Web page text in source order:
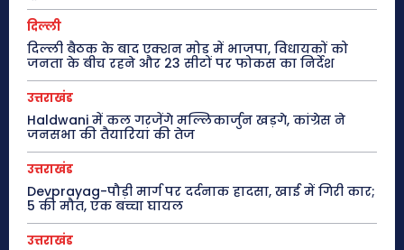
दिल्ली
दिल्ली बैठक के बाद एक्शन मोड में भाजपा, विधायकों को
जनता के बीच रहने और 23 सीटों पर फोकस का निर्देश
उत्तराखंड
Haldwani में कल गरजेंगे मल्लिकार्जुन खड़गे, कांग्रेस ने
जनसभा की तैयारियां की तेज
उत्तराखंड
Devprayag-पौड़ी मार्ग पर दर्दनाक हादसा, खाई में गिरी कार;
5 की मौत, एक बच्चा घायल
उत्तराखंड